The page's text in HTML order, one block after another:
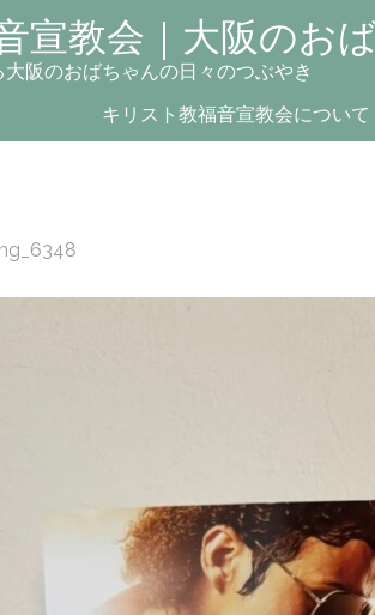
宣教会｜大阪のお
阪のおばちゃんの日々のつぶやき
キリスト教福音宣教会について